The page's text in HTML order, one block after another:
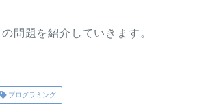
問題を紹介していきます。
プログラミング